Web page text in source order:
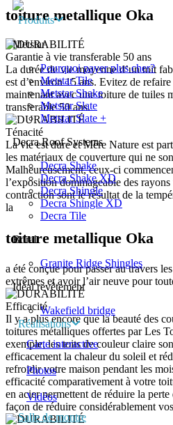
Produits
Metstar
Pourquoi payer plus cher?
Metstar Tile
Metstar Shake
Metstar Slate
Metstar Slate +
Decra Roof Systems
Decra Shake
Decra Shake XD
Decra Shingle
Decra Shingle XD
Decra Tile
Boral
Granite Ridge Shingles
Idéal revêtement
Wakefield bridge
Réalisations
Carte interactive
Photos
Vidéos
Salle de montre
toiture metallique Oka
Garantie à vie transferable 50 ans
La durée de vie moyenne d’un toit
est d’environ 15 ans. Evitez de
maintenant avec une toiture de tuiles
transferable 50 ans.
Ténacité
La vie est dure et Mère Nature est
les matériaux de couverture qui ne
Malheureusement, ceux-ci
l’exposition dommageable des
contraction sont le résultat de la
la
toiture metallique Oka
a été conçue pour passer au travers
extrêmes et avoir l’air neuve pour
Efficacité
Il y a plus encore que la beauté des
toitures métalliques offertes par Les
exemple, les toits de couleur claire
efficacement la chaleur du soleil et
refroidir votre maison pendant les
efficacité comparativement à votre
en acier permettent de réduire la
façon de réduire considérablement